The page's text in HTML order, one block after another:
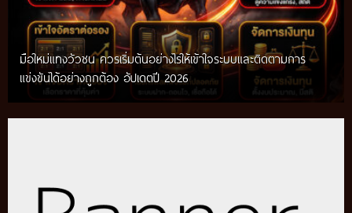
มือใหม่แทงวัวชน ควรเริ่มต้นอย่างไรให้เข้าใจระบบและติดตามการ
แข่งขันได้อย่างถูกต้อง อัปเดตปี 2026